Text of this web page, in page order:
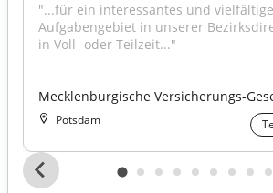
"...für ein interessantes und
Aufgabengebiet in unserer
in Voll- oder Teilzeit..."
Mecklenburgische Versicherungs-
Potsdam